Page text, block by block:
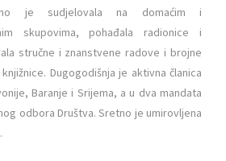
je sudjelovala na domaćim i
skupovima, pohađala radionice i
stručne i znanstvene radove i brojne
Dugogodišnja je aktivna članica
Baranje i Srijema, a u dva mandata
odbora Društva. Sretno je umirovljena